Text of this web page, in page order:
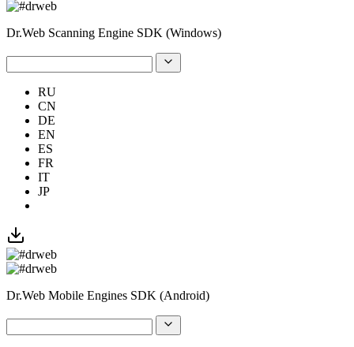
Dr.Web Scanning Engine SDK (Windows)
RU
CN
DE
EN
ES
FR
IT
JP
Dr.Web Mobile Engines SDK (Android)